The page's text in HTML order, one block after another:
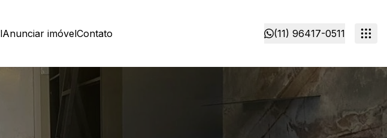
Anunciar imóvelContato (11) 96417-0511